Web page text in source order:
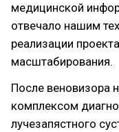
медицинской
отвечало нашим
реализации
масштабирования.
После веновизора
комплексом
лучезапястного